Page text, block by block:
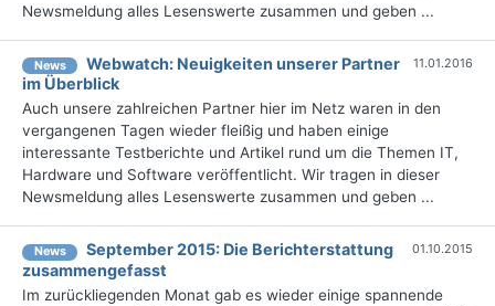
Newsmeldung alles Lesenswerte zusammen und geben ...
News
Webwatch: Neuigkeiten unserer Partner
im Überblick
11.01.2016
Auch unsere zahlreichen Partner hier im Netz waren in den
vergangenen Tagen wieder fleißig und haben einige
interessante Testberichte und Artikel rund um die Themen IT,
Hardware und Software veröffentlicht. Wir tragen in dieser
Newsmeldung alles Lesenswerte zusammen und geben ...
News
September 2015: Die Berichterstattung
zusammengefasst
01.10.2015
Im zurückliegenden Monat gab es wieder einige spannende